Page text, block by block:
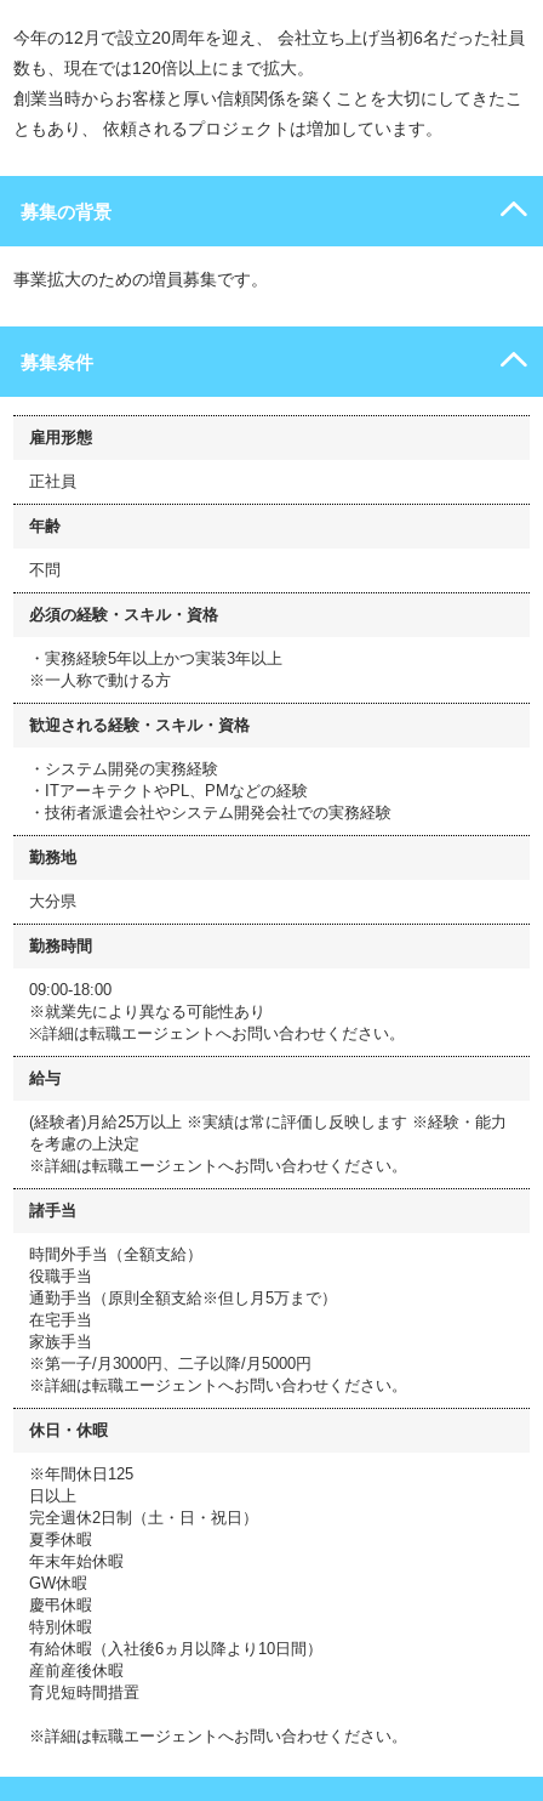
今年の12月で設立20周年を迎え、 会社立ち上げ当初6名だった社員
数も、現在では120倍以上にまで拡大。
創業当時からお客様と厚い信頼関係を築くことを大切にしてきたこ
ともあり、 依頼されるプロジェクトは増加しています。
募集の背景
事業拡大のための増員募集です。
募集条件
雇用形態
正社員
年齢
不問
必須の経験・スキル・資格
・実務経験5年以上かつ実装3年以上
※一人称で動ける方
歓迎される経験・スキル・資格
・システム開発の実務経験
・ITアーキテクトやPL、PMなどの経験
・技術者派遣会社やシステム開発会社での実務経験
勤務地
大分県
勤務時間
09:00-18:00
※就業先により異なる可能性あり
※詳細は転職エージェントへお問い合わせください。
給与
(経験者)月給25万以上 ※実績は常に評価し反映します ※経験・能力
を考慮の上決定
※詳細は転職エージェントへお問い合わせください。
諸手当
時間外手当（全額支給）
役職手当
通勤手当（原則全額支給※但し月5万まで）
在宅手当
家族手当
※第一子/月3000円、二子以降/月5000円
※詳細は転職エージェントへお問い合わせください。
休日・休暇
※年間休日125
日以上
完全週休2日制（土・日・祝日）
夏季休暇
年末年始休暇
GW休暇
慶弔休暇
特別休暇
有給休暇（入社後6ヵ月以降より10日間）
産前産後休暇
育児短時間措置
※詳細は転職エージェントへお問い合わせください。